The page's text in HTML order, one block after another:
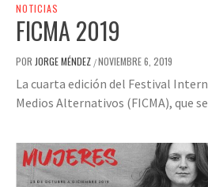
NOTICIAS
FICMA 2019
POR JORGE MÉNDEZ /NOVIEMBRE 6, 2019
La cuarta edición del Festival
Medios Alternativos (FICMA), que